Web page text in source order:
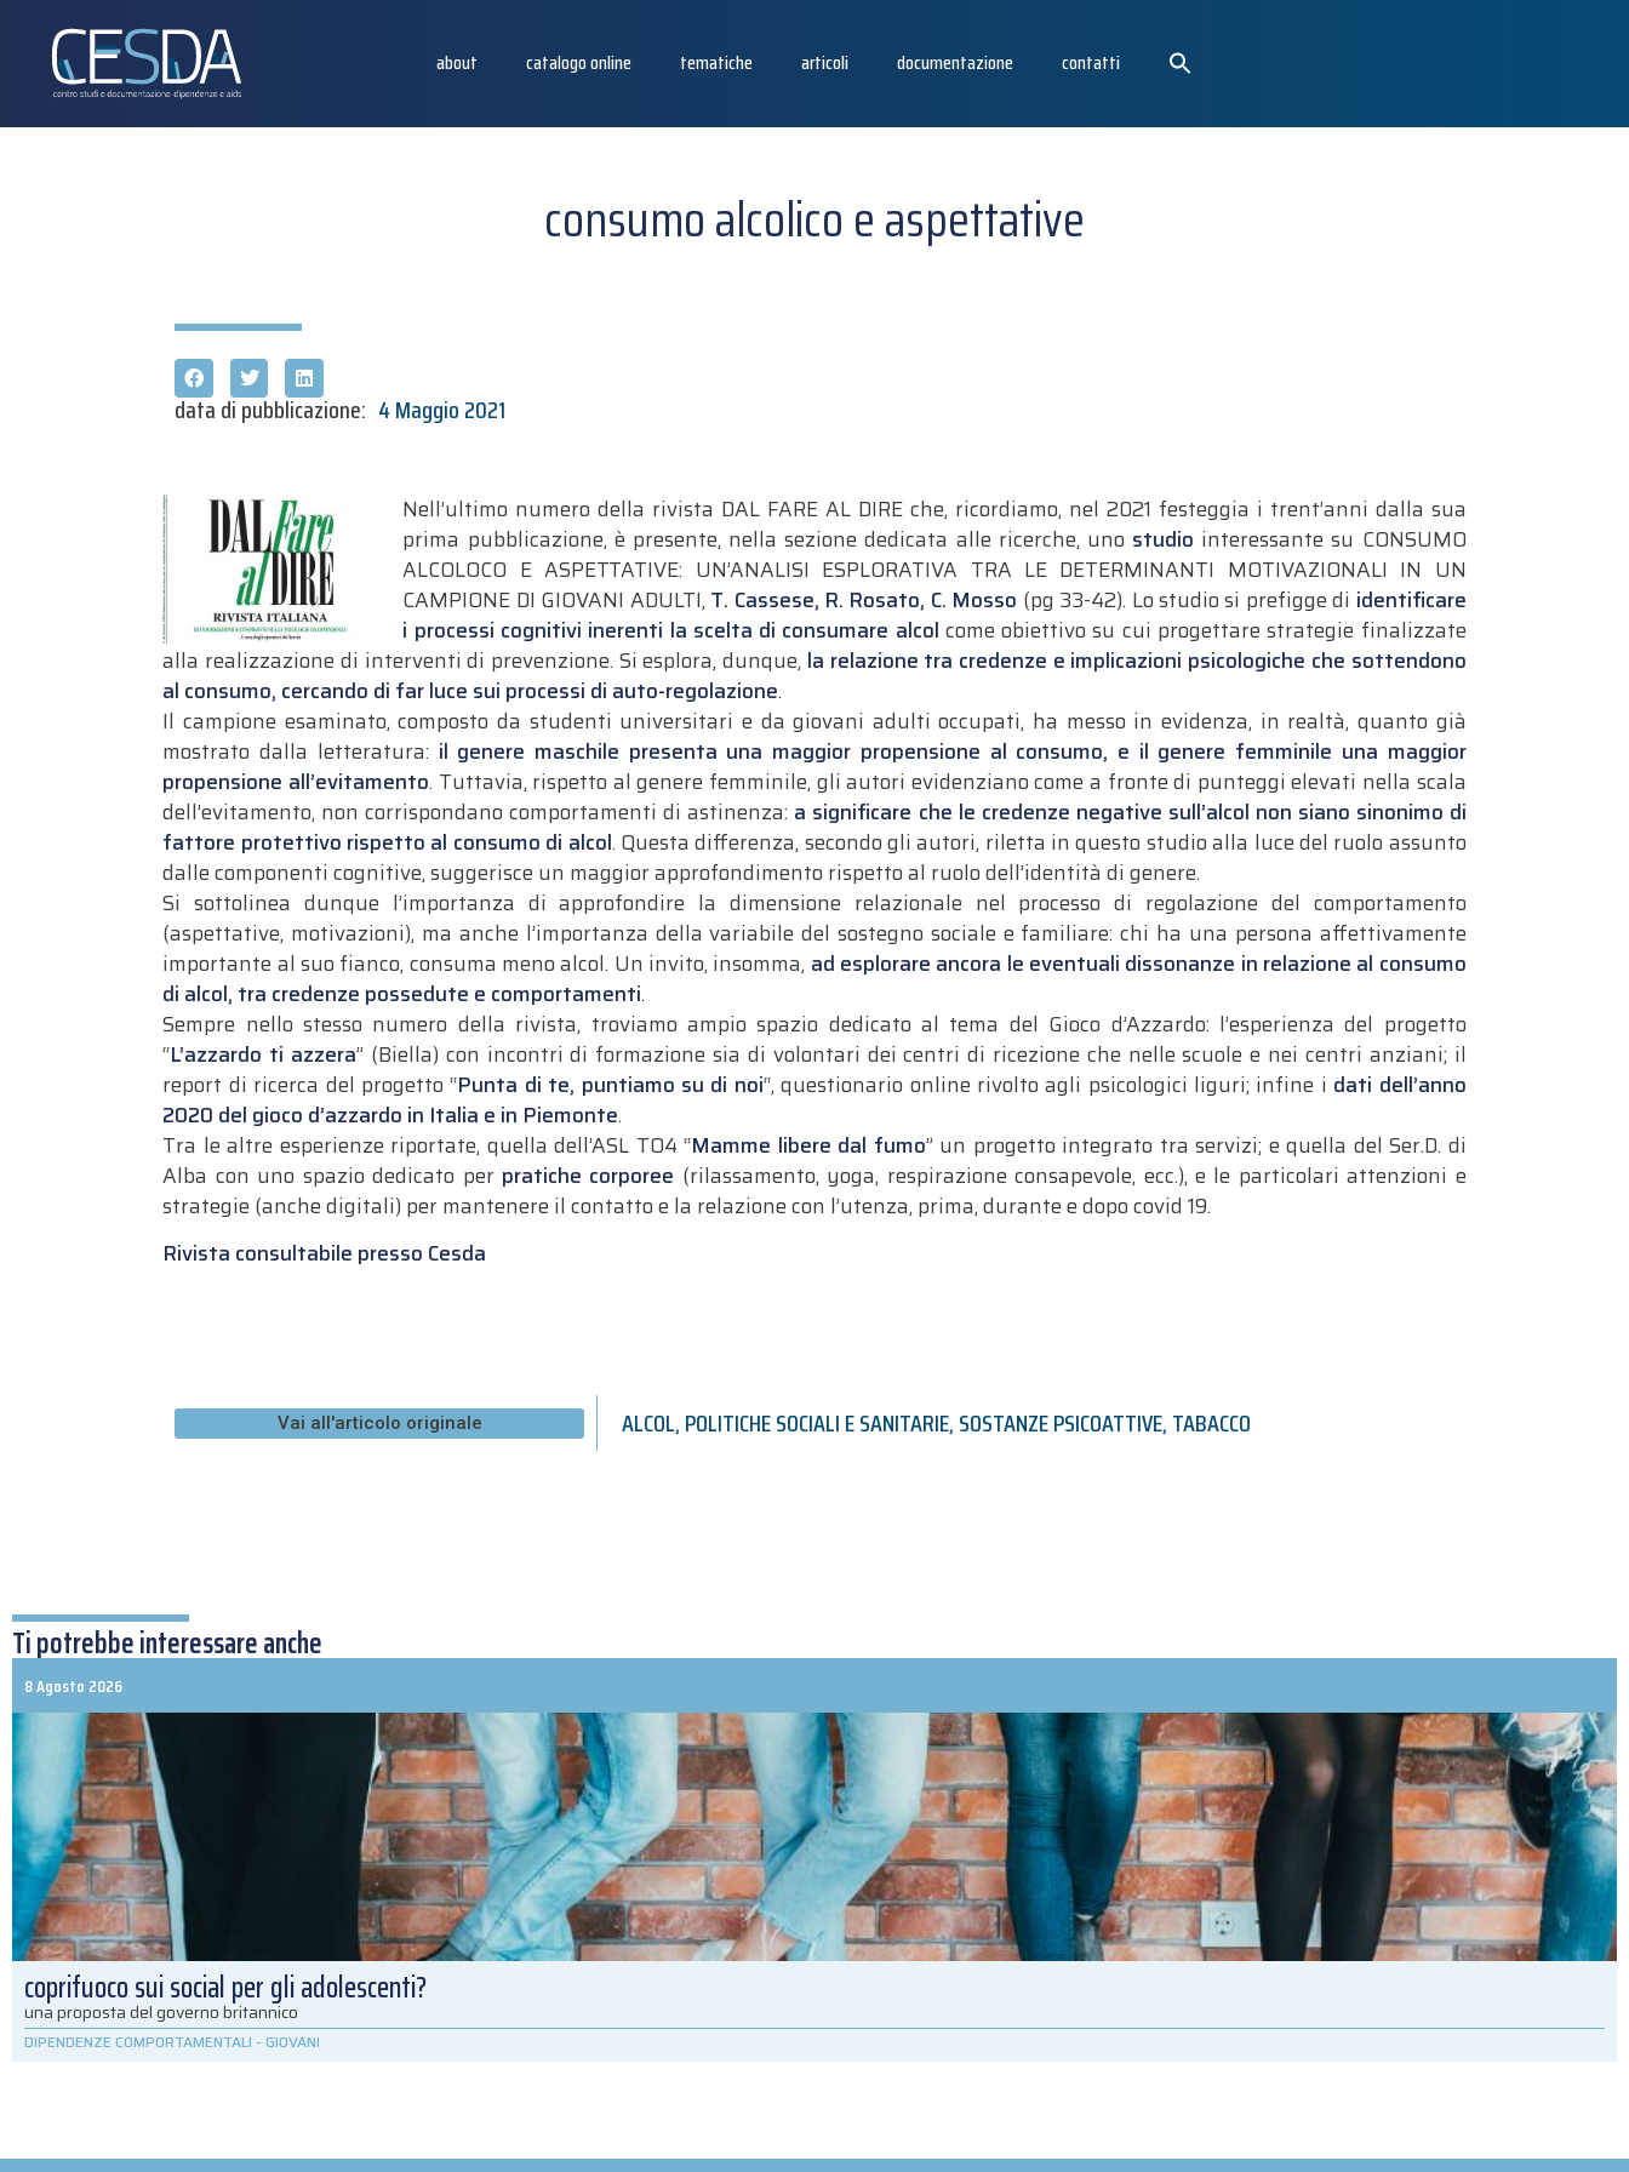
about catalogo online tematiche articoli documentazione contatti
consumo alcolico e aspettative
data di pubblicazione: 4 Maggio 2021
Nell’ultimo numero della rivista DAL FARE AL DIRE che, ricordiamo, nel 2021 festeggia i trent’anni dalla sua
prima pubblicazione, è presente, nella sezione dedicata alle ricerche, uno studio interessante su CONSUMO
ALCOLOCO E ASPETTATIVE: UN’ANALISI ESPLORATIVA TRA LE DETERMINANTI MOTIVAZIONALI IN UN
CAMPIONE DI GIOVANI ADULTI, T. Cassese, R. Rosato, C. Mosso (pg 33-42). Lo studio si prefigge di identificare
i processi cognitivi inerenti la scelta di consumare alcol come obiettivo su cui progettare strategie finalizzate
alla realizzazione di interventi di prevenzione. Si esplora, dunque, la relazione tra credenze e implicazioni psicologiche che sottendono
al consumo, cercando di far luce sui processi di auto-regolazione.
Il campione esaminato, composto da studenti universitari e da giovani adulti occupati, ha messo in evidenza, in realtà, quanto già
mostrato dalla letteratura: il genere maschile presenta una maggior propensione al consumo, e il genere femminile una maggior
propensione all’evitamento. Tuttavia, rispetto al genere femminile, gli autori evidenziano come a fronte di punteggi elevati nella scala
dell’evitamento, non corrispondano comportamenti di astinenza: a significare che le credenze negative sull’alcol non siano sinonimo di
fattore protettivo rispetto al consumo di alcol. Questa differenza, secondo gli autori, riletta in questo studio alla luce del ruolo assunto
dalle componenti cognitive, suggerisce un maggior approfondimento rispetto al ruolo dell’identità di genere.
Si sottolinea dunque l’importanza di approfondire la dimensione relazionale nel processo di regolazione del comportamento
(aspettative, motivazioni), ma anche l’importanza della variabile del sostegno sociale e familiare: chi ha una persona affettivamente
importante al suo fianco, consuma meno alcol. Un invito, insomma, ad esplorare ancora le eventuali dissonanze in relazione al consumo
di alcol, tra credenze possedute e comportamenti.
Sempre nello stesso numero della rivista, troviamo ampio spazio dedicato al tema del Gioco d’Azzardo: l’esperienza del progetto
“L’azzardo ti azzera” (Biella) con incontri di formazione sia di volontari dei centri di ricezione che nelle scuole e nei centri anziani; il
report di ricerca del progetto “Punta di te, puntiamo su di noi“, questionario online rivolto agli psicologici liguri; infine i dati dell’anno
2020 del gioco d’azzardo in Italia e in Piemonte.
Tra le altre esperienze riportate, quella dell’ASL TO4 “Mamme libere dal fumo” un progetto integrato tra servizi; e quella del Ser.D. di
Alba con uno spazio dedicato per pratiche corporee (rilassamento, yoga, respirazione consapevole, ecc.), e le particolari attenzioni e
strategie (anche digitali) per mantenere il contatto e la relazione con l’utenza, prima, durante e dopo covid 19.
Rivista consultabile presso Cesda
Vai all'articolo originale ALCOL,POLITICHE SOCIALI E SANITARIE,SOSTANZE PSICOATTIVE,TABACCO
Ti potrebbe interessare anche
8 Agosto 2026
coprifuoco sui social per gli adolescenti?
una proposta del governo britannico
DIPENDENZE COMPORTAMENTALI - GIOVANI